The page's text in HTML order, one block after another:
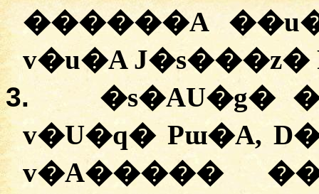
������A �
v�u�A J�s���z�
3.
�s�AU�g�
v�U�q�Pɯ�A,
v�A������